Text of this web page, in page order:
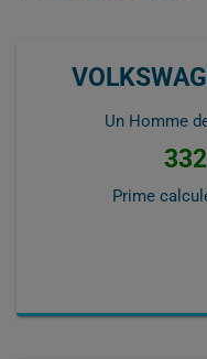
Un Homme
Prime